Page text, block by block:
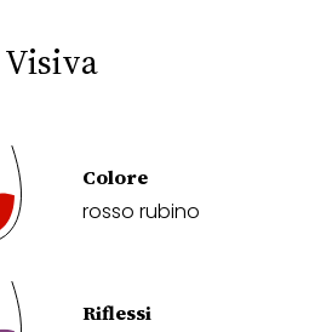
Visiva
Colore
rosso rubino
Riflessi